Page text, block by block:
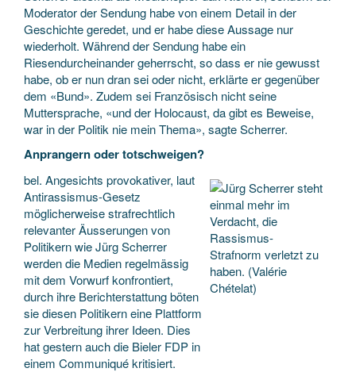
Moderator der Sendung habe von einem Detail in der
Geschichte geredet, und er habe diese Aussage nur
wiederholt. Während der Sendung habe ein
Riesendurcheinander geherrscht, so dass er nie gewusst
habe, ob er nun dran sei oder nicht, erklärte er gegenüber
dem «Bund». Zudem sei Französisch nicht seine
Muttersprache, «und der Holocaust, da gibt es Beweise,
war in der Politik nie mein Thema», sagte Scherrer.
Anprangern oder totschweigen?
bel. Angesichts provokativer, laut
Antirassismus-Gesetz
möglicherweise strafrechtlich
relevanter Äusserungen von
Politikern wie Jürg Scherrer
werden die Medien regelmässig
mit dem Vorwurf konfrontiert,
durch ihre Berichterstattung böten
sie diesen Politikern eine Plattform
zur Verbreitung ihrer Ideen. Dies
hat gestern auch die Bieler FDP in
einem Communiqué kritisiert.